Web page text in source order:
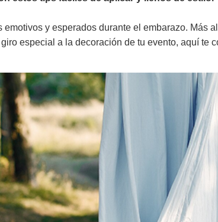
y esperados durante el embarazo. Más
especial a la decoración de tu evento, aquí te